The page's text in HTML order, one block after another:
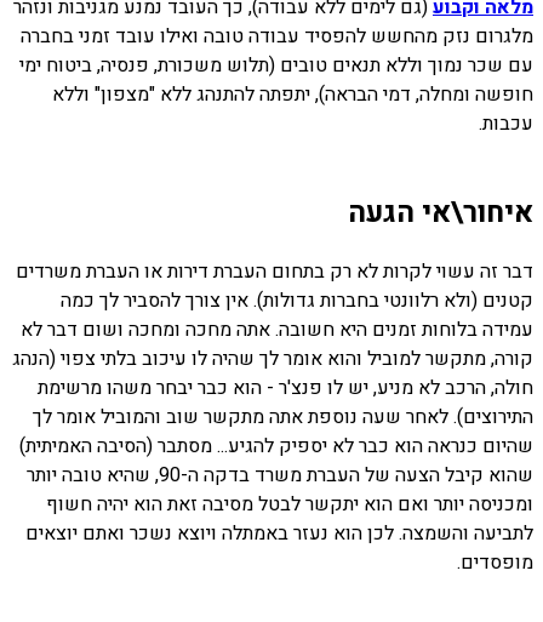
מלאה וקבוע(גם לימים ללא עבודה), כך העובד נמנע מגניבות ונזהר
מלגרום נזק מהחשש להפסיד עבודה טובה ואילו עובד זמני בחברה
עם שכר נמוך וללא תנאים טובים (תלוש משכורת, פנסיה, ביטוח ימי
חופשה ומחלה, דמי הבראה), יתפתה להתנהג ללא "מצפון" וללא
עכבות.
איחור\אי הגעה
דבר זה עשוי לקרות לא רק בתחום העברת דירות או העברת משרדים
קטנים (ולא רלוונטי בחברות גדולות). אין צורך להסביר לך כמה
עמידה בלוחות זמנים היא חשובה. אתה מחכה ומחכה ושום דבר לא
קורה, מתקשר למוביל והוא אומר לך שהיה לו עיכוב בלתי צפוי (הנהג
חולה, הרכב לא מניע, יש לו פנצ'ר - הוא כבר יבחר משהו מרשימת
התירוצים). לאחר שעה נוספת אתה מתקשר שוב והמוביל אומר לך
שהיום כנראה הוא כבר לא יספיק להגיע... מסתבר (הסיבה האמיתית)
שהוא קיבל הצעה של העברת משרד בדקה ה-90, שהיא טובה יותר
ומכניסה יותר ואם הוא יתקשר לבטל מסיבה זאת הוא יהיה חשוף
לתביעה והשמצה. לכן הוא נעזר באמתלה ויוצא נשכר ואתם יוצאים
מופסדים.